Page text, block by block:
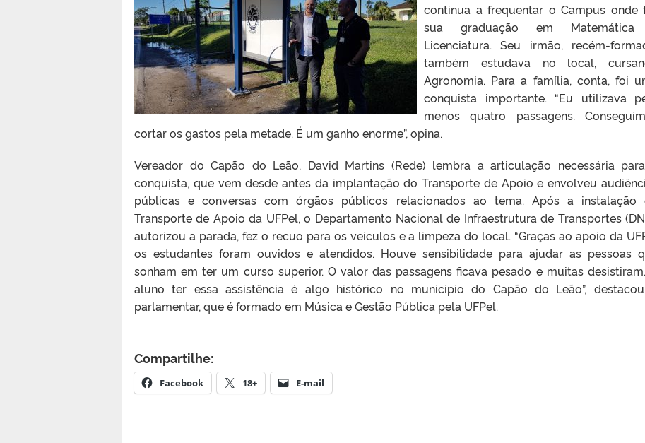
continua a frequentar o Campus onde
sua graduação em
Licenciatura. Seu irmão, recém-
também estudava no local,
Agronomia. Para a família, conta, foi
conquista importante. “Eu utilizava
menos quatro passagens.
cortar os gastos pela metade. É um ganho enorme”, opina.
Vereador do Capão do Leão, David Martins (Rede) lembra a articulação necessária
conquista, que vem desde antes da implantação do Transporte de Apoio e envolveu
públicas e conversas com órgãos públicos relacionados ao tema. Após a instalação
Transporte de Apoio da UFPel, o Departamento Nacional de Infraestrutura de Transportes
autorizou a parada, fez o recuo para os veículos e a limpeza do local. “Graças ao apoio da
os estudantes foram ouvidos e atendidos. Houve sensibilidade para ajudar as pessoas
sonham em ter um curso superior. O valor das passagens ficava pesado e muitas
aluno ter essa assistência é algo histórico no município do Capão do Leão”,
parlamentar, que é formado em Música e Gestão Pública pela UFPel.
Compartilhe:
Facebook 18+ E-mail